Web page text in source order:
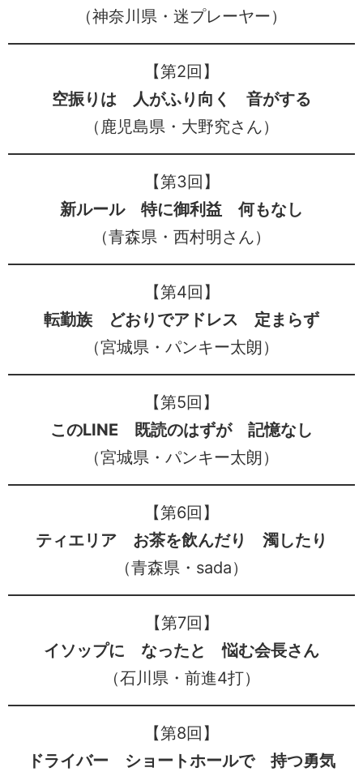
（神奈川県・迷プレーヤー）
【第2回】
空振りは 人がふり向く 音がする
（鹿児島県・大野究さん）
【第3回】
新ルール 特に御利益 何もなし
（青森県・西村明さん）
【第4回】
転勤族 どおりでアドレス 定まらず
（宮城県・パンキー太朗）
【第5回】
このLINE 既読のはずが 記憶なし
（宮城県・パンキー太朗）
【第6回】
ティエリア お茶を飲んだり 濁したり
（青森県・sada）
【第7回】
イソップに なったと 悩む会長さん
（石川県・前進4打）
【第8回】
ドライバー ショートホールで 持つ勇気